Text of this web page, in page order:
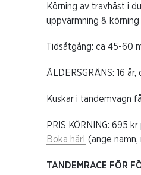
Körning av travhäst i
uppvärmning &
Tidsåtgång: ca 45-60
ÅLDERSGRÄNS: 16
Kuskar i tandemvagn
PRIS KÖRNING: 695
Boka här! (ange
TANDEMRACE FÖR